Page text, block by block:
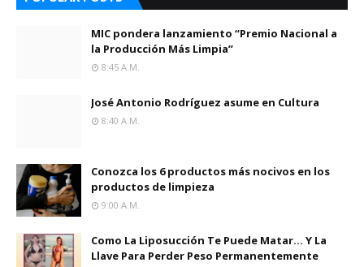
MIC pondera lanzamiento “Premio Nacional a
la Producción Más Limpia”
8:45 A.m.
José Antonio Rodríguez asume en Cultura
8:40 A.m.
Conozca los 6 productos más nocivos en los
productos de limpieza
9:00 A.m.
Como La Liposucción Te Puede Matar… Y La
Llave Para Perder Peso Permanentemente